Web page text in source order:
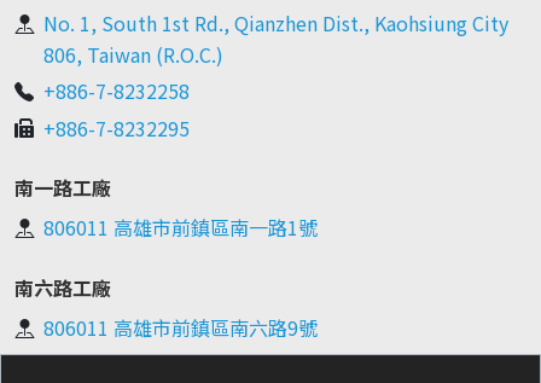
No. 1, South 1st Rd., Qianzhen Dist., Kaohsiung City
806, Taiwan (R.O.C.)
+886-7-8232258
+886-7-8232295
南一路工廠
806011 高雄市前鎮區南一路1號
南六路工廠
806011 高雄市前鎮區南六路9號